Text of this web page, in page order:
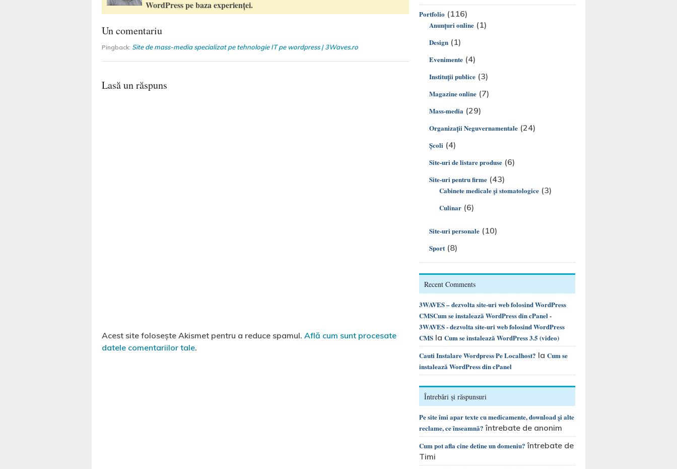
WordPress pe baza experienței.
Un comentariu
Pingback: Site de mass-media specializat pe tehnologie IT pe wordpress | 3Waves.ro
Lasă un răspuns
Acest site folosește Akismet pentru a reduce spamul. Află cum sunt procesate
datele comentariilor tale.
Portfolio (116)
Anunțuri online (1)
Design (1)
Evenimente (4)
Instituții publice (3)
Magazine online (7)
Mass-media (29)
Organizaţii Neguvernamentale (24)
Şcoli (4)
Site-uri de listare produse (6)
Site-uri pentru firme (43)
Cabinete medicale și stomatologice (3)
Culinar (6)
Site-uri personale (10)
Sport (8)
Recent Comments
3WAVES – dezvolta site-uri web folosind WordPress
CMSCum se instalează WordPress din cPanel -
3WAVES - dezvolta site-uri web folosind WordPress
CMS la Cum se instalează WordPress 3.5 (video)
Cauti Instalare Wordpress Pe Localhost? la Cum se
instalează WordPress din cPanel
Întrebări și răspunsuri
Pe site îmi apar texte cu medicamente, download și alte
reclame, ce înseamnă? întrebate de anonim
Cum pot afla cine detine un domeniu? întrebate de
Timi